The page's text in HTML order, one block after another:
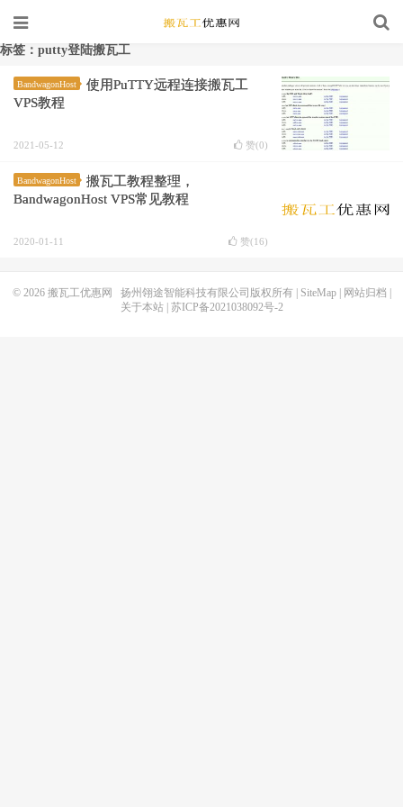
标签：putty登陆搬瓦工
BandwagonHost
使用PuTTY远程连接搬瓦工
VPS教程
2021-05-12 赞(0)
BandwagonHost
搬瓦工教程整理，
BandwagonHost VPS常见教程
2020-01-11 赞(16)
© 2026 搬瓦工优惠网 扬州翎途智能科技有限公司版权所有 | SiteMap| 网站归档
关于本站| 苏ICP备2021038092号-2